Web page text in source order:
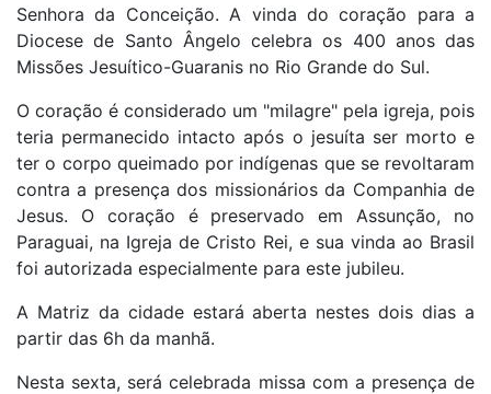
Senhora da Conceição. A vinda do coração para a
Diocese de Santo Ângelo celebra os 400 anos das
Missões Jesuítico-Guaranis no Rio Grande do Sul.
O coração é considerado um "milagre" pela igreja, pois
teria permanecido intacto após o jesuíta ser morto e
ter o corpo queimado por indígenas que se revoltaram
contra a presença dos missionários da Companhia de
Jesus. O coração é preservado em Assunção, no
Paraguai, na Igreja de Cristo Rei, e sua vinda ao Brasil
foi autorizada especialmente para este jubileu.
A Matriz da cidade estará aberta nestes dois dias a
partir das 6h da manhã.
Nesta sexta, será celebrada missa com a presença de